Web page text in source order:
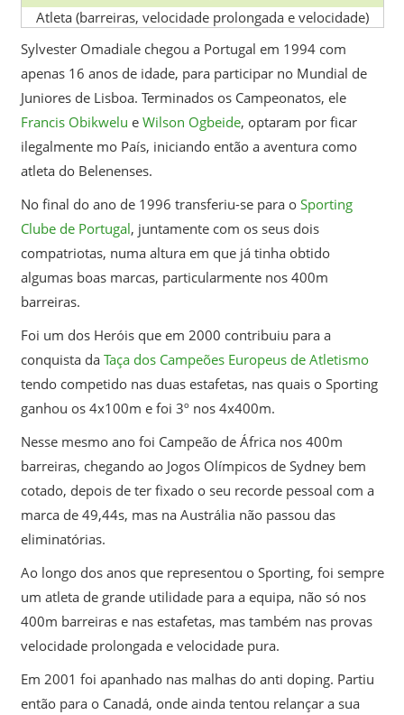
Atleta (barreiras, velocidade prolongada e velocidade)
Sylvester Omadiale chegou a Portugal em 1994 com
apenas 16 anos de idade, para participar no Mundial de
Juniores de Lisboa. Terminados os Campeonatos, ele
Francis Obikwelu e Wilson Ogbeide, optaram por ficar
ilegalmente mo País, iniciando então a aventura como
atleta do Belenenses.
No final do ano de 1996 transferiu-se para o Sporting
Clube de Portugal, juntamente com os seus dois
compatriotas, numa altura em que já tinha obtido
algumas boas marcas, particularmente nos 400m
barreiras.
Foi um dos Heróis que em 2000 contribuiu para a
conquista da Taça dos Campeões Europeus de Atletismo
tendo competido nas duas estafetas, nas quais o Sporting
ganhou os 4x100m e foi 3º nos 4x400m.
Nesse mesmo ano foi Campeão de África nos 400m
barreiras, chegando ao Jogos Olímpicos de Sydney bem
cotado, depois de ter fixado o seu recorde pessoal com a
marca de 49,44s, mas na Austrália não passou das
eliminatórias.
Ao longo dos anos que representou o Sporting, foi sempre
um atleta de grande utilidade para a equipa, não só nos
400m barreiras e nas estafetas, mas também nas provas
velocidade prolongada e velocidade pura.
Em 2001 foi apanhado nas malhas do anti doping. Partiu
então para o Canadá, onde ainda tentou relançar a sua